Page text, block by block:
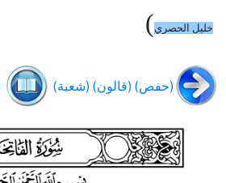
خليل الحصري)
(حفص) (قالون) (شعبة)